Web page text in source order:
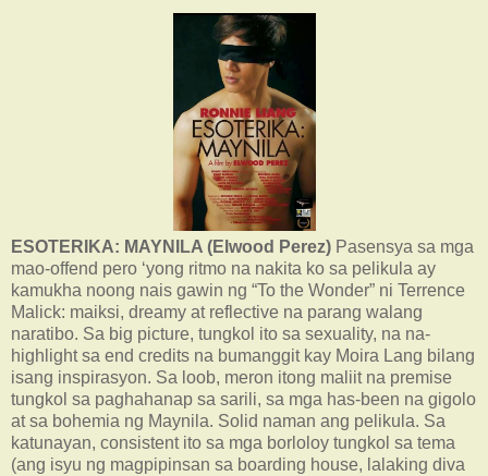
ESOTERIKA: MAYNILA (Elwood Perez) Pasensya sa mga
mao-offend pero ‘yong ritmo na nakita ko sa pelikula ay
kamukha noong nais gawin ng “To the Wonder” ni Terrence
Malick: maiksi, dreamy at reflective na parang walang
naratibo. Sa big picture, tungkol ito sa sexuality, na na-
highlight sa end credits na bumanggit kay Moira Lang bilang
isang inspirasyon. Sa loob, meron itong maliit na premise
tungkol sa paghahanap sa sarili, sa mga has-been na gigolo
at sa bohemia ng Maynila. Solid naman ang pelikula. Sa
katunayan, consistent ito sa mga borloloy tungkol sa tema
(ang isyu ng magpipinsan sa boarding house, lalaking diva